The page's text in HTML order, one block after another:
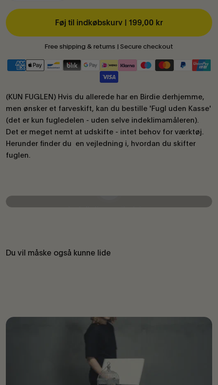
Føj til indkøbskurv | 199,00 kr
Free shipping & returns | Secure checkout
(KUN FUGLEN) Hvis du allerede har en Birdie derhjemme,
men ønsker et farveskift, kan du bestille 'Fugl uden Kasse'
(det er kun fugledelen - uden selve indeklimamåleren).
Det er meget nemt at udskifte - intet behov for værktøj.
Herunder finder du en vejledning i, hvordan du skifter
fuglen.
Installationsvejledning
Du vil måske også kunne lide